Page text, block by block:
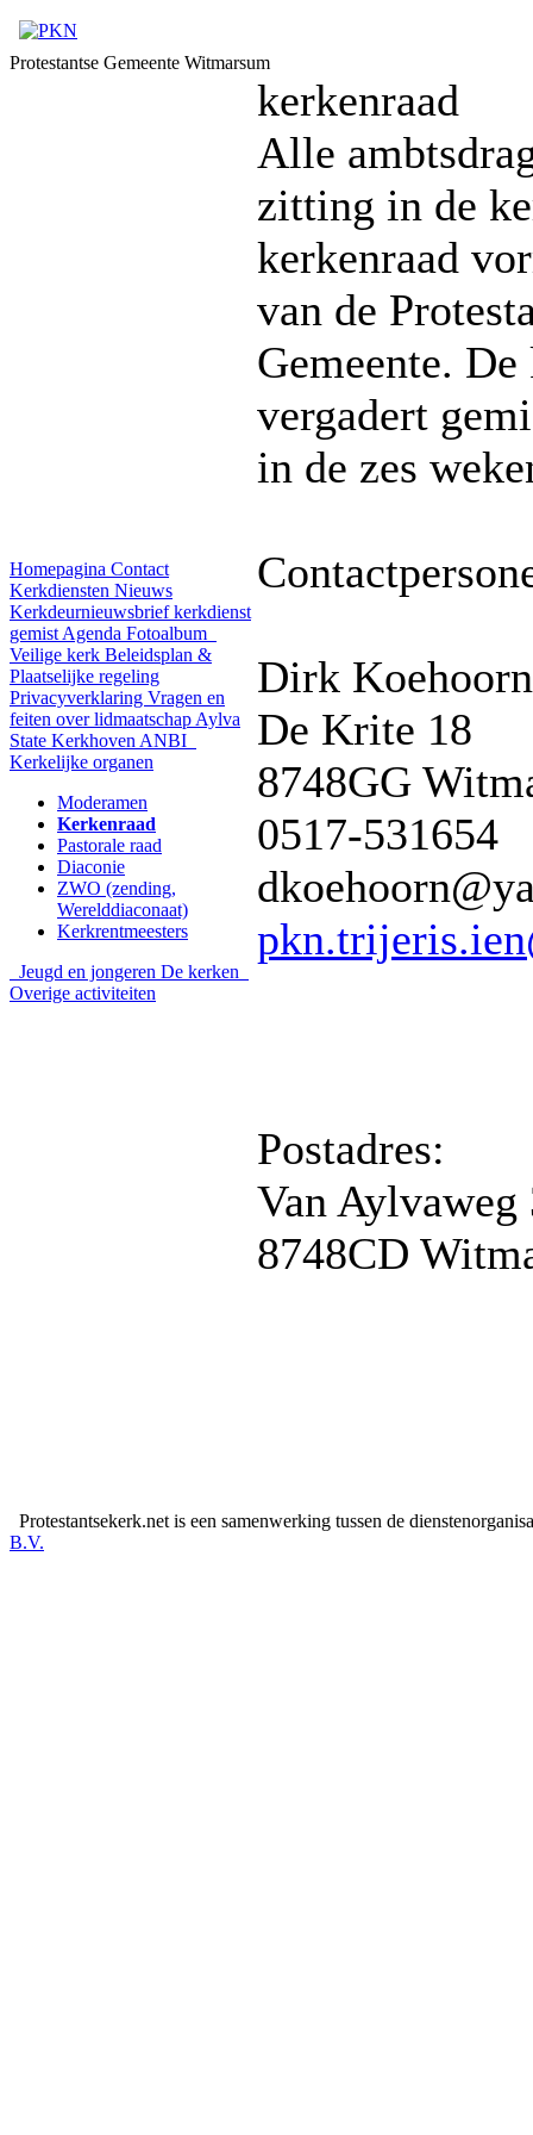
Protestantse Gemeente Witmarsum
Homepagina Contact
Kerkdiensten Nieuws
Kerkdeurnieuwsbriefkerkdienst
gemist Agenda Fotoalbum
Veilige kerk Beleidsplan &
Plaatselijke regeling
Privacyverklaring Vragen en
feiten over lidmaatschap Aylva
State Kerkhoven ANBI
Kerkelijke organen
Moderamen
Kerkenraad
Pastorale raad
Diaconie
ZWO (zending,
Werelddiaconaat)
Kerkrentmeesters
Jeugd en jongeren De kerken
Overige activiteiten
kerkenraad
Alle
zitting in de
kerkenraad
van de
Gemeente.
vergadert
in de zes
Dirk
De Krite 18
8748GG
0517-531654
Postadres:
Van Aylvaweg
8748CD
Protestantsekerk.net is een samenwerking tussen de
B.V.